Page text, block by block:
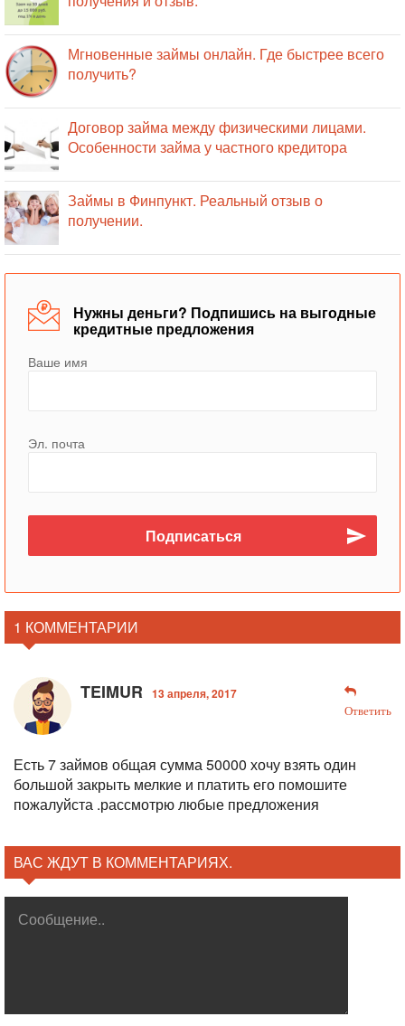
Мгновенные займы онлайн. Где быстрее всего
получить?
Договор займа между физическими лицами.
Особенности займа у частного кредитора
Займы в Финпункт. Реальный отзыв о
получении.
Нужны деньги? Подпишись на выгодные
кредитные предложения
Ваше имя
Эл. почта
1 КОММЕНТАРИИ
TEIMUR 13 апреля, 2017
Ответить
Есть 7 займов общая сумма 50000 хочу взять один
большой закрыть мелкие и платить его помошите
пожалуйста .рассмотрю любые предложения
ВАС ЖДУТ В КОММЕНТАРИЯХ.